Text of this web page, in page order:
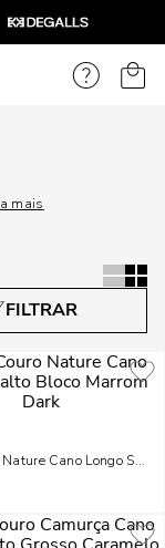
mais
Nature Cano Longo